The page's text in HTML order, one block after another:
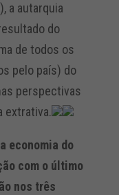
a autarquia
do
de todos os
pelo país) do
perspectivas
extrativa.
economia do
com o último
nos três